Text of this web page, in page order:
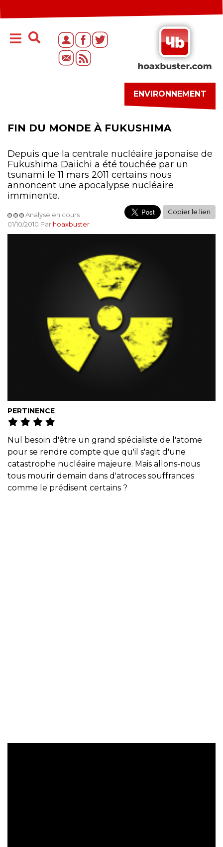
ENVIRONNEMENT
FIN DU MONDE À FUKUSHIMA
Depuis que la centrale nucléaire japonaise de
Fukushima Daiichi a été touchée par un
tsunami le 11 mars 2011 certains nous
annoncent une apocalypse nucléaire
imminente.
Analyse en cours
01/10/2010 Par hoaxbuster
Copier le lien
PERTINENCE
Nul besoin d'être un grand spécialiste de l'atome
pour se rendre compte que qu'il s'agit d'une
catastrophe nucléaire majeure. Mais allons-nous
tous mourir demain dans d'atroces souffrances
comme le prédisent certains ?